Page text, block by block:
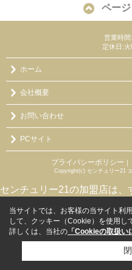
ペー
営業時
定休日:
ホーム
会社概要
お問い合わせ
PCサイト
プライバシーポリシー ｜
Copyright(c) センチュリー21
センチュリー21の加盟店は、
当サイトでは、お客様の当サイト利
して、クッキー（Cookie）を使用し
詳しくは、当社の 「Cookieの取扱い